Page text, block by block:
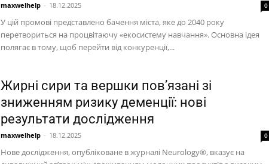
maxwelhelp - 18.12.2025 0
У цій промові представлено бачення міста, яке до 2040 року
перетвориться на процвітаючу «екосистему навчання». Основна ідея
полягає в тому, щоб перейти від конкуренції,...
Жирні сири та вершки пов’язані зі
зниженням ризику деменції: нові
результати дослідження
maxwelhelp - 18.12.2025 0
Нове дослідження, опубліковане в журналі Neurology®, вказує на